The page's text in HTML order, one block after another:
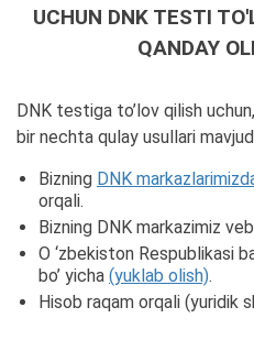
UCHUN DNK TESTI
QANDAY
DNK testiga to’lov qilish
bir nechta qulay usullari
Bizning DNK
orqali.
Bizning DNK markazimiz
O ‘zbekiston Respublikasi
bo’ yicha (yuklab olish).
Hisob raqam orqali (yuridik